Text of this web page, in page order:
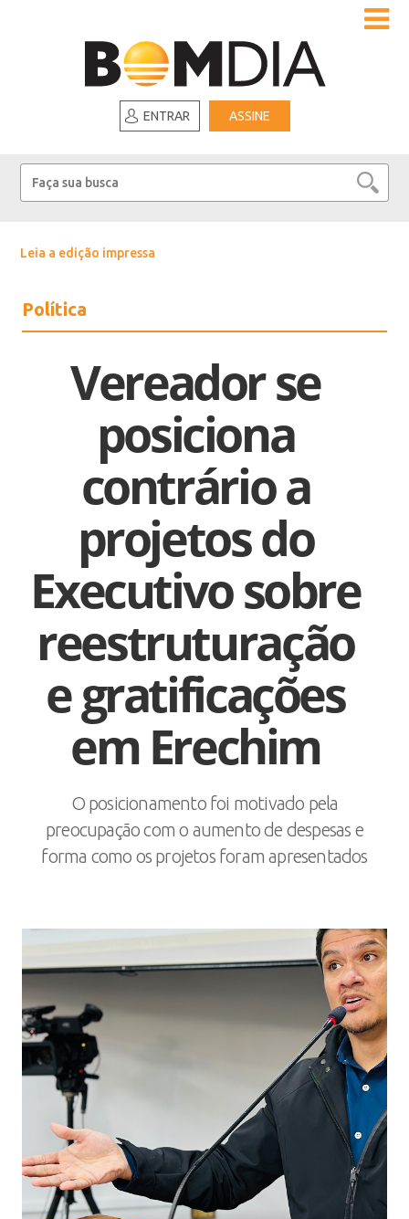
ENTRAR ASSINE
Leia a edição impressa
Política
Vereador se
posiciona
contrário a
projetos do
Executivo sobre
reestruturação
e gratificações
em Erechim
O posicionamento foi motivado pela
preocupação com o aumento de despesas e
forma como os projetos foram apresentados